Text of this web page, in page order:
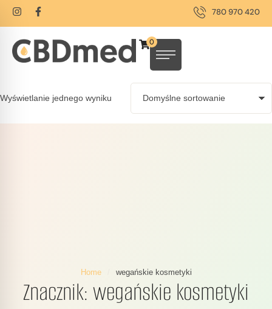
780 970 420
0
Wyświetlanie jednego wyniku
Home wegańskie kosmetyki
Znacznik:wegańskie kosmetyki